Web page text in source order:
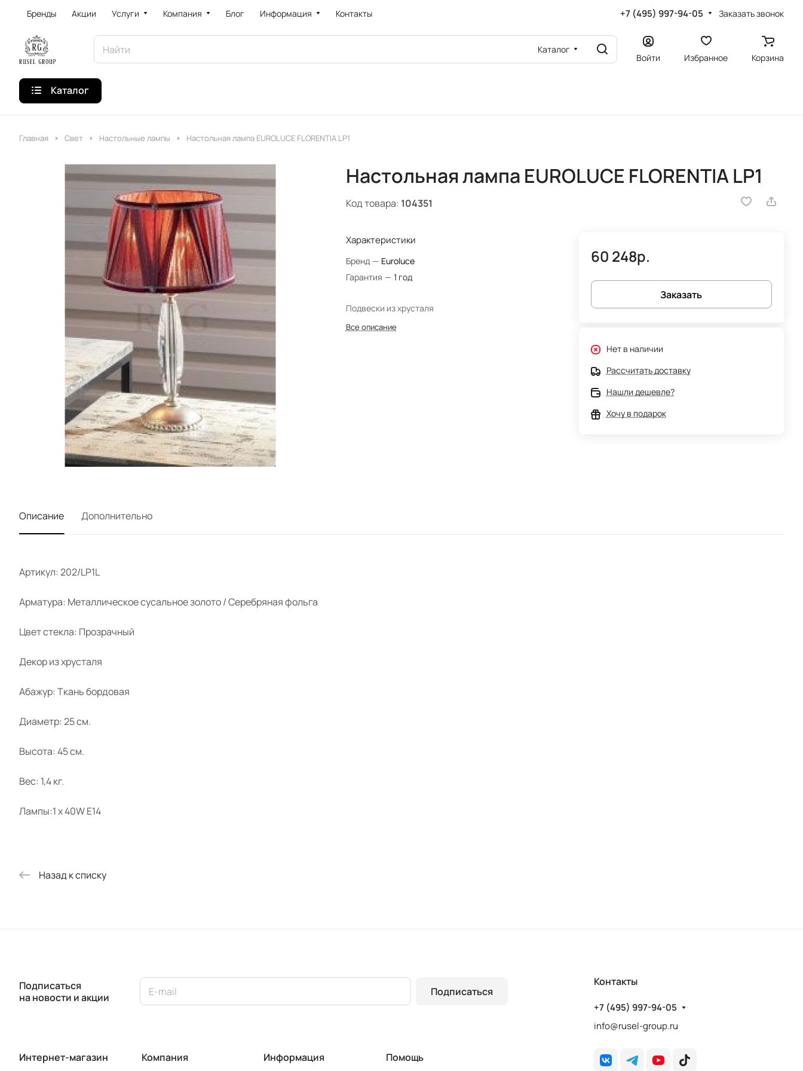
Бренды Акции Услуги Компания Блог Информация Контакты +7 (495) 997-94-05 Заказать звонок
Каталог
Войти Избранное Корзина
Каталог
Главная Свет Настольные лампы Настольная лампа EUROLUCE FLORENTIA LP1
Настольная лампа EUROLUCE FLORENTIA LP1
Код товара: 104351
Характеристики
Бренд — Euroluce
Гарантия — 1 год
Подвески из хрусталя
Все описание
60 248р.
Заказать
Нет в наличии
Рассчитать доставку
Нашли дешевле?
Хочу в подарок
Описание Дополнительно
Артикул: 202/LP1L
Арматура: Металлическое сусальное золото / Серебряная фольга
Цвет стекла: Прозрачный
Декор из хрусталя
Абажур: Ткань бордовая
Диаметр: 25 см.
Высота: 45 см.
Вес: 1,4 кг.
Лампы:1 x 40W E14
Назад к списку
Подписаться
на новости и акции
Подписаться
Интернет-магазин Компания Информация Помощь
Контакты
+7 (495) 997-94-05
info@rusel-group.ru